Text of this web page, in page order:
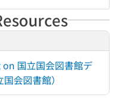
国立国会図書館デ
会図書館）